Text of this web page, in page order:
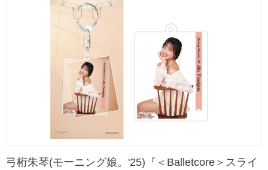
弓桁朱琴(モーニング娘。'25)『＜Balletcore＞スライ